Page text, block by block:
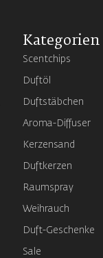
Kategorien
Scentchips
Duftöl
Duftstäbchen
Aroma-Diffuser
Kerzensand
Duftkerzen
Raumspray
Weihrauch
Duft-Geschenke
Sale